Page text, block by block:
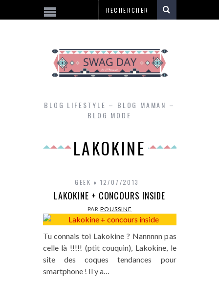
BLOG LIFESTYLE – BLOG MAMAN –
BLOG MODE
LAKOKINE
GEEK 12/07/2013
LAKOKINE + CONCOURS INSIDE
PARPOUSSINE
Tu connais toi Lakokine ? Nannnnn pas
celle là !!!!! (ptit couquin), Lakokine, le
site des coques tendances pour
smartphone ! Il y a…